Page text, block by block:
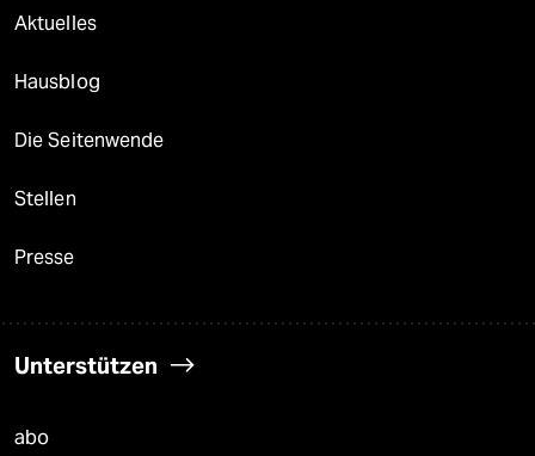
Aktuelles
Hausblog
Die Seitenwende
Stellen
Presse
Unterstützen
abo